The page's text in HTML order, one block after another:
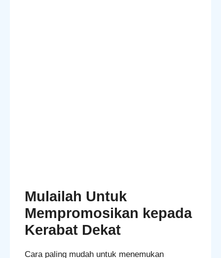
Mulailah Untuk
Mempromosikan kepada
Kerabat Dekat
Cara paling mudah untuk menemukan